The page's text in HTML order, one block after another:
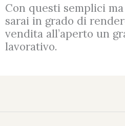
Con questi semplici
sarai in grado di
vendita all’aperto un
lavorativo.